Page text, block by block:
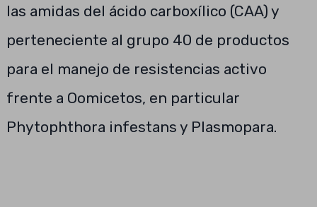
las amidas del ácido carboxílico (CAA) y
perteneciente al grupo 40 de productos
para el manejo de resistencias activo
frente a Oomicetos, en particular
Phytophthora infestans y Plasmopara.